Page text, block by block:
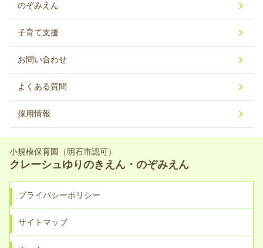
のぞみえん
子育て支援
お問い合わせ
よくある質問
採用情報
小規模保育園（明石市認可）
クレーシュゆりのきえん・のぞみえん
プライバシーポリシー
サイトマップ